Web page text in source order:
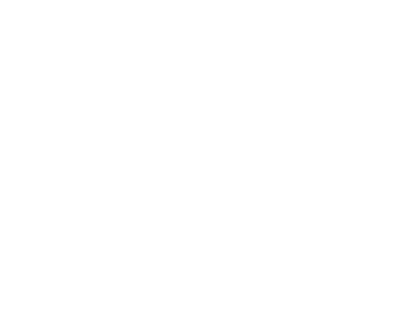
de Arraste Tipo Redler
de Arraste Tipo Redler